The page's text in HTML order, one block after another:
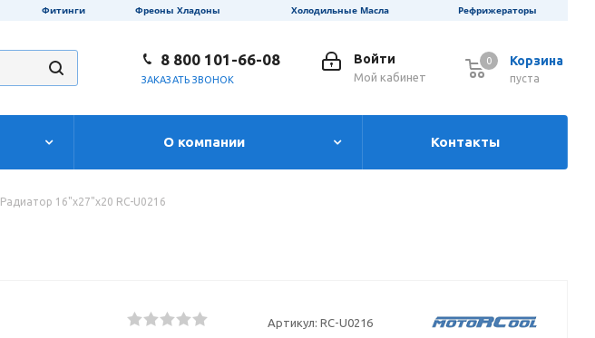
Фитинги Фреоны Хладоны Холодильные Масла Рефрижераторы
Корзина
0
пуста
0
Войти
Мой кабинет
8 800 101-66-08
ЗАКАЗАТЬ ЗВОНОК
О компании Контакты
Радиатор 16"х27"х20 RC-U0216
Артикул: RC-U0216